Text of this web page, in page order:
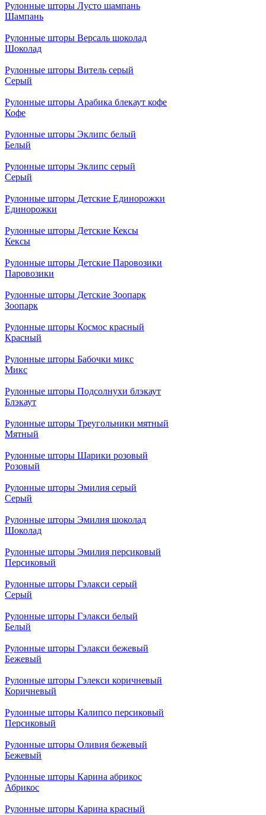
Рулонные шторы Лусто шампань
Шампань
Рулонные шторы Версаль шоколад
Шоколад
Рулонные шторы Витель серый
Серый
Рулонные шторы Арабика блекаут кофе
Кофе
Рулонные шторы Эклипс белый
Белый
Рулонные шторы Эклипс серый
Серый
Рулонные шторы Детские Единорожки
Единорожки
Рулонные шторы Детские Кексы
Кексы
Рулонные шторы Детские Паровозики
Паровозики
Рулонные шторы Детские Зоопарк
Зоопарк
Рулонные шторы Космос красный
Красный
Рулонные шторы Бабочки микс
Микс
Рулонные шторы Подсолнухи блэкаут
Блэкаут
Рулонные шторы Треугольники мятный
Мятный
Рулонные шторы Шарики розовый
Розовый
Рулонные шторы Эмилия серый
Серый
Рулонные шторы Эмилия шоколад
Шоколад
Рулонные шторы Эмилия персиковый
Персиковый
Рулонные шторы Гэлакси серый
Серый
Рулонные шторы Гэлакси белый
Белый
Рулонные шторы Гэлакси бежевый
Бежевый
Рулонные шторы Гэлекси коричневый
Коричневый
Рулонные шторы Калипсо персиковый
Персиковый
Рулонные шторы Оливия бежевый
Бежевый
Рулонные шторы Карина абрикос
Абрикос
Рулонные шторы Карина красный